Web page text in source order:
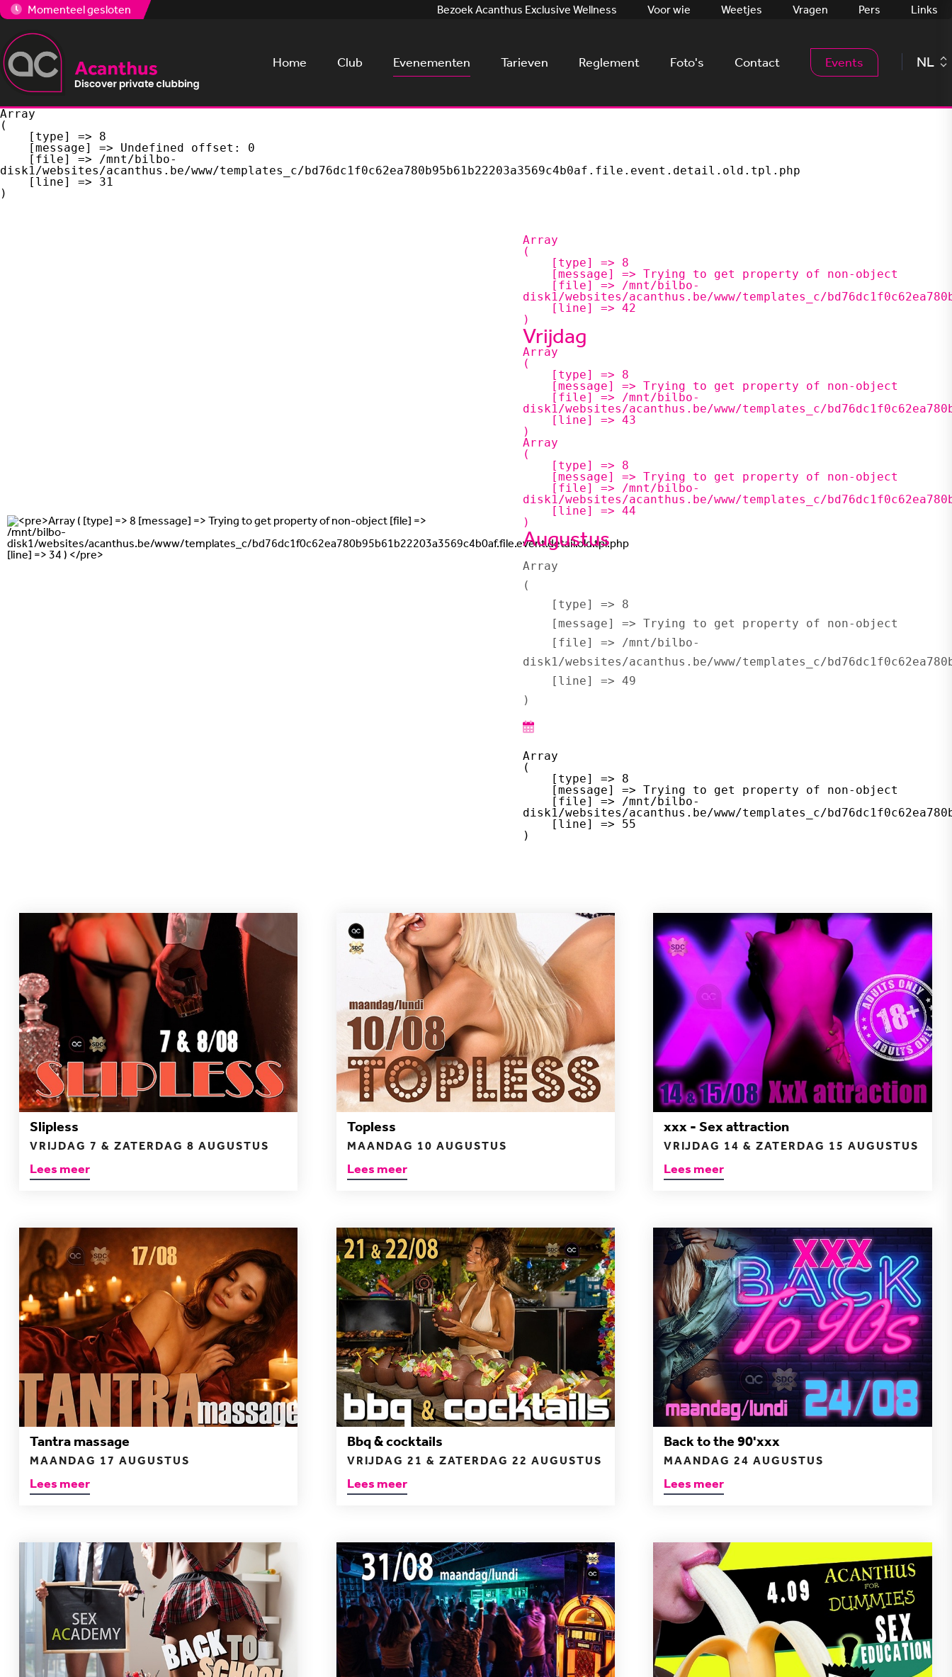
Momenteel gesloten Bezoek Acanthus Exclusive Wellness Voor wie Weetjes Vragen Pers Links
Home Club Evenementen Tarieven Reglement Foto's Contact Events NL
Array
(
disk1/websites/acanthus.be/www/templates_c/bd76dc1f0c62ea780b95b61b22203a3569c4b0af.file.event.detail.old.tpl.php
Array
(
disk1/websites/acanthus.be/www/templates_c/
Vrijdag
Array
(
disk1/websites/acanthus.be/www/templates_c/
Array
(
disk1/websites/acanthus.be/www/templates_c/
Augustus
Array
(
disk1/websites/acanthus.be/www/templates_c/
Array
(
disk1/websites/acanthus.be/www/templates_c/
Slipless
VRIJDAG 7 & ZATERDAG 8 AUGUSTUS
Lees meer
Topless
MAANDAG 10 AUGUSTUS
Lees meer
xxx - Sex attraction
VRIJDAG 14 & ZATERDAG 15 AUGUSTUS
Lees meer
Tantra massage
MAANDAG 17 AUGUSTUS
Lees meer
Bbq & cocktails
VRIJDAG 21 & ZATERDAG 22 AUGUSTUS
Lees meer
Back to the 90'xxx
MAANDAG 24 AUGUSTUS
Lees meer